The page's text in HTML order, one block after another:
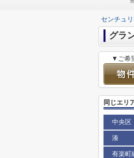
センチュ
グラ
▼ご希
同じエリ
中央区
湊
有楽町